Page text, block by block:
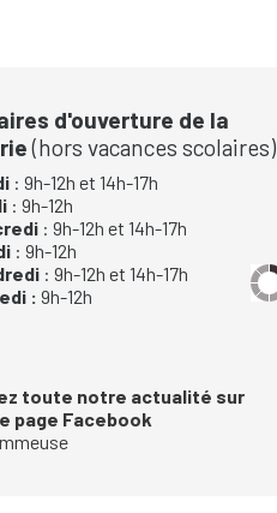
d'ouverture de la
(hors vacances scolaires)
: 9h-12h et 14h-17h
: 9h-12h
: 9h-12h et 14h-17h
: 9h-12h
: 9h-12h et 14h-17h
: 9h-12h
toute notre actualité sur
page Facebook